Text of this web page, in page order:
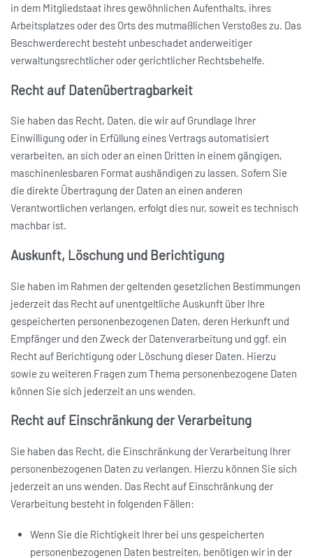
in dem Mitgliedstaat ihres gewöhnlichen Aufenthalts, ihres
Arbeitsplatzes oder des Orts des mutmaßlichen Verstoßes zu. Das
Beschwerderecht besteht unbeschadet anderweitiger
verwaltungsrechtlicher oder gerichtlicher Rechtsbehelfe.
Recht auf Daten­übertrag­barkeit
Sie haben das Recht, Daten, die wir auf Grundlage Ihrer
Einwilligung oder in Erfüllung eines Vertrags automatisiert
verarbeiten, an sich oder an einen Dritten in einem gängigen,
maschinenlesbaren Format aushändigen zu lassen. Sofern Sie
die direkte Übertragung der Daten an einen anderen
Verantwortlichen verlangen, erfolgt dies nur, soweit es technisch
machbar ist.
Auskunft, Löschung und Berichtigung
Sie haben im Rahmen der geltenden gesetzlichen Bestimmungen
jederzeit das Recht auf unentgeltliche Auskunft über Ihre
gespeicherten personenbezogenen Daten, deren Herkunft und
Empfänger und den Zweck der Datenverarbeitung und ggf. ein
Recht auf Berichtigung oder Löschung dieser Daten. Hierzu
sowie zu weiteren Fragen zum Thema personenbezogene Daten
können Sie sich jederzeit an uns wenden.
Recht auf Einschränkung der Verarbeitung
Sie haben das Recht, die Einschränkung der Verarbeitung Ihrer
personenbezogenen Daten zu verlangen. Hierzu können Sie sich
jederzeit an uns wenden. Das Recht auf Einschränkung der
Verarbeitung besteht in folgenden Fällen:
Wenn Sie die Richtigkeit Ihrer bei uns gespeicherten
personenbezogenen Daten bestreiten, benötigen wir in der